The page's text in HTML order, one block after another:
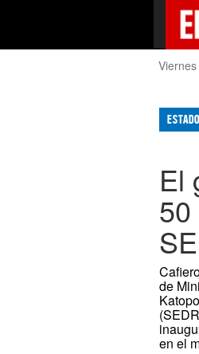
El
de
en el